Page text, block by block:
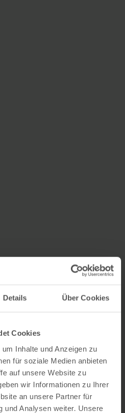
Details Über Cookies
Cookies
Inhalte und Anzeigen zu
für soziale Medien anbieten
auf unsere Website zu
wir Informationen zu Ihrer
an unsere Partner für
und Analysen weiter. Unsere